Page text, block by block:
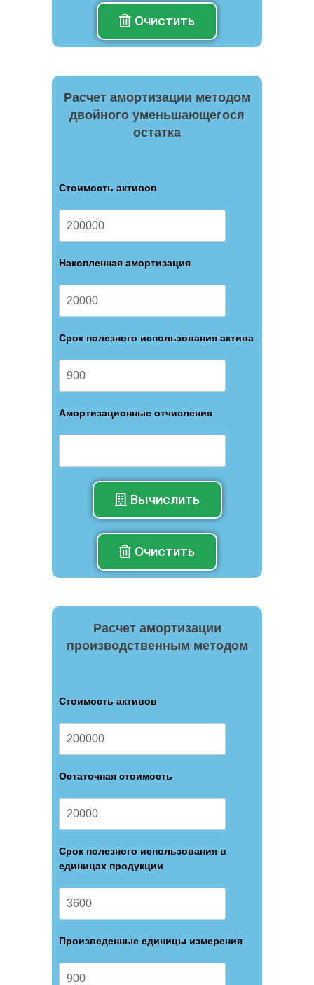
Очистить
Расчет амортизации методом
двойного уменьшающегося
остатка
Стоимость активов
Накопленная амортизация
Срок полезного использования актива
Амортизационные отчисления
Вычислить
Очистить
Расчет амортизации
производственным методом
Стоимость активов
Остаточная стоимость
Срок полезного использования в
единицах продукции
Произведенные единицы измерения